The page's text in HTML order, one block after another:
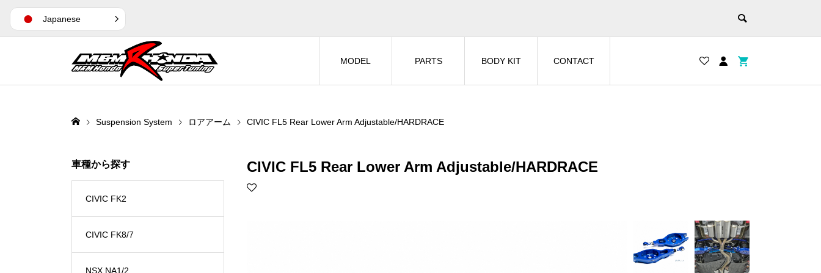
MODEL PARTS BODY KIT CONTACT
Suspension System ロアアーム CIVIC FL5 Rear Lower Arm Adjustable/HARDRACE
CIVIC FL5 Rear Lower Arm Adjustable/HARDRACE
車種から探す
CIVIC FK2
CIVIC FK8/7
NSX NA1/2
Japanese